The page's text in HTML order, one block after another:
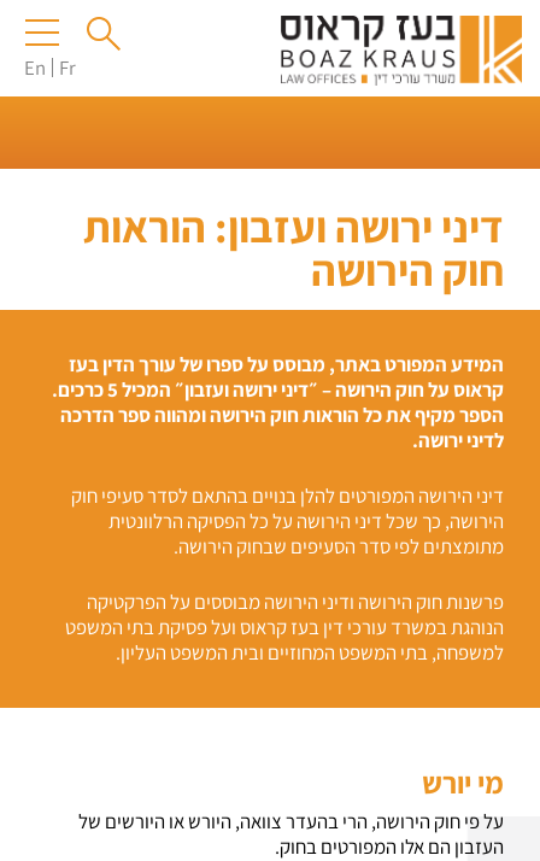
En Fr
דיני ירושה ועזבון: הוראות
חוק הירושה
המידע המפורט באתר, מבוסס על ספרו של עורך הדין בעז
קראוס על חוק הירושה – ״דיני ירושה ועזבון״ המכיל 5 כרכים.
הספר מקיף את כל הוראות חוק הירושה ומהווה ספר הדרכה
לדיני ירושה.
דיני הירושה המפורטים להלן בנויים בהתאם לסדר סעיפי חוק
הירושה, כך שכל דיני הירושה על כל הפסיקה הרלוונטית
מתומצתים לפי סדר הסעיפים שבחוק הירושה.
פרשנות חוק הירושה ודיני הירושה מבוססים על הפרקטיקה
הנוהגת במשרד עורכי דין בעז קראוס ועל פסיקת בתי המשפט
למשפחה, בתי המשפט המחוזיים ובית המשפט העליון.
מי יורש
על פי חוק הירושה, הרי בהעדר צוואה, היורש או היורשים של
העזבון הם אלו המפורטים בחוק.